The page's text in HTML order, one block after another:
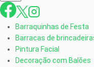
Barraquinhas de Festa
Barracas de
Pintura Facial
Decoração com Balões